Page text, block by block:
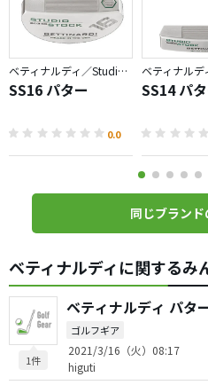
ベティナルディ／Studio Stock
SS16 パター
0.0
SS14 パ
同じブラン
ベティナルディに関するみ
1件
ベティナルディ パタ
ゴルフギア
2021/3/16（火）08:17
higuti